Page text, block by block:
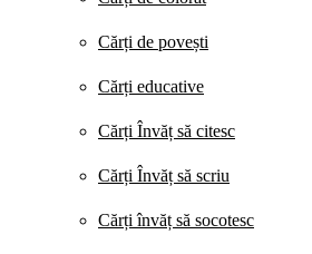
Cărți de povești
Cărți educative
Cărți Învăț să citesc
Cărți Învăț să scriu
Cărți învăț să socotesc